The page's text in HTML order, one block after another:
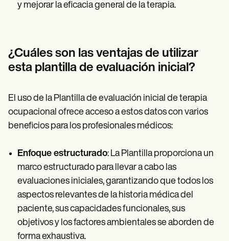
y mejorar la eficacia general de la terapia.
¿Cuáles son las ventajas de utilizar
esta plantilla de evaluación inicial?
El uso de la Plantilla de evaluación inicial de terapia
ocupacional ofrece acceso a estos datos con varios
beneficios para los profesionales médicos:
Enfoque estructurado: La Plantilla proporciona un
marco estructurado para llevar a cabo las
evaluaciones iniciales, garantizando que todos los
aspectos relevantes de la historia médica del
paciente, sus capacidades funcionales, sus
objetivos y los factores ambientales se aborden de
forma exhaustiva.